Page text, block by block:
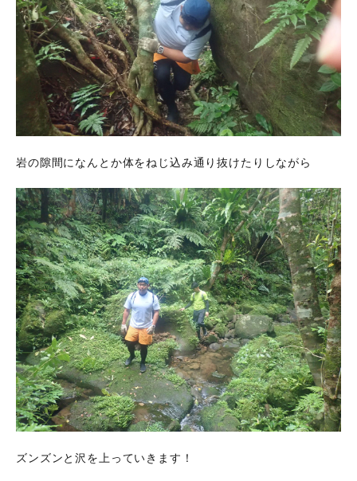
岩の隙間になんとか体をねじ込み通り抜けたりしながら
ズンズンと沢を上っていきます！